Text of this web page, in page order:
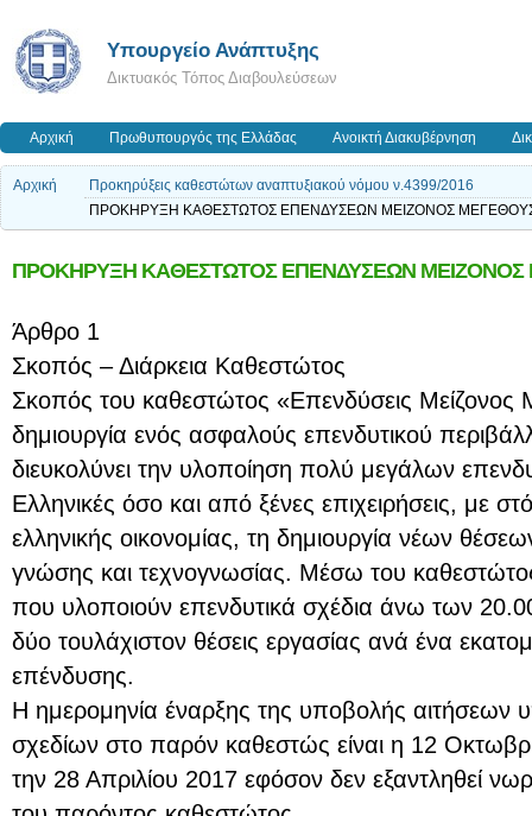
Υπουργείο Ανάπτυξης
Δικτυακός Τόπος Διαβουλεύσεων
Αρχική Πρωθυπουργός της Ελλάδας Ανοικτή Διακυβέρνηση
Αρχική
Προκηρύξεις καθεστώτων αναπτυξιακού νόμου ν.4399/2016
ΠΡΟΚΗΡΥΞΗ ΚΑΘΕΣΤΩΤΟΣ ΕΠΕΝΔΥΣΕΩΝ ΜΕΙΖΟΝΟΣ
ΠΡΟΚΗΡΥΞΗ ΚΑΘΕΣΤΩΤΟΣ ΕΠΕΝΔΥΣΕΩΝ ΜΕΙΖΟΝΟΣ
Άρθρο 1
Σκοπός – Διάρκεια Καθεστώτος
Σκοπός του καθεστώτος «Επενδύσεις Μείζονος
δημιουργία ενός ασφαλούς επενδυτικού
διευκολύνει την υλοποίηση πολύ μεγάλων
Ελληνικές όσο και από ξένες επιχειρήσεις, με
ελληνικής οικονομίας, τη δημιουργία νέων
γνώσης και τεχνογνωσίας. Μέσω του καθεστώτος
που υλοποιούν επενδυτικά σχέδια άνω των
δύο τουλάχιστον θέσεις εργασίας ανά ένα
επένδυσης.
Η ημερομηνία έναρξης της υποβολής αιτήσεων
σχεδίων στο παρόν καθεστώς είναι η 12
την 28 Απριλίου 2017 εφόσον δεν εξαντληθεί